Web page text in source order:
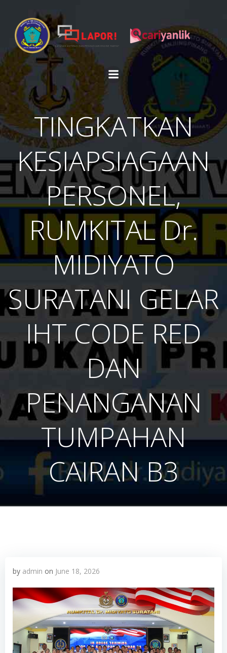
content
TINGKATKAN
KESIAPSIAGAAN
PERSONEL,
RUMKITAL Dr.
MIDIYATO
SURATANI GELAR
IHT CODE RED
DAN
PENANGANAN
TUMPAHAN
CAIRAN B3
by admin on June 18, 2026